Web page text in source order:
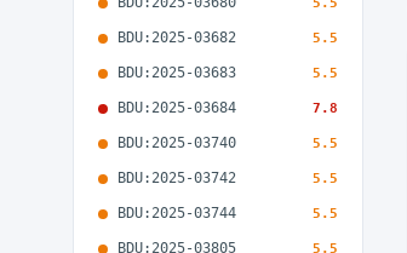
BDU:2025-03682 5.5
BDU:2025-03683 5.5
BDU:2025-03684 7.8
BDU:2025-03740 5.5
BDU:2025-03742 5.5
BDU:2025-03744 5.5
BDU:2025-03805 5.5